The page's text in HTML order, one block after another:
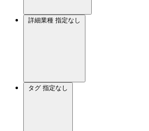
詳細業種 指定なし
タグ 指定なし